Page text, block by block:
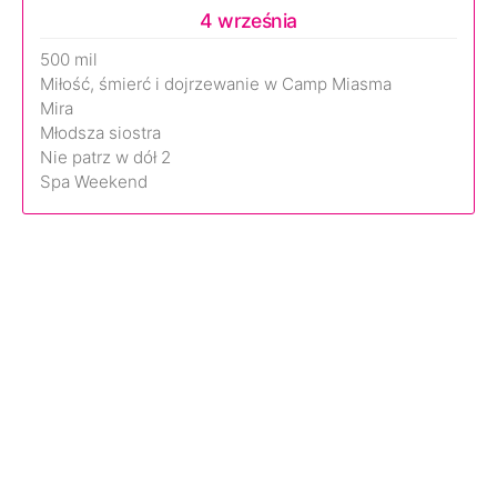
4 września
500 mil
Miłość, śmierć i dojrzewanie w Camp Miasma
Mira
Młodsza siostra
Nie patrz w dół 2
Spa Weekend